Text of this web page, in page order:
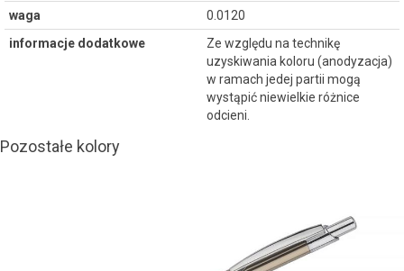
waga
0.0120
informacje dodatkowe
Ze względu na technikę
uzyskiwania koloru (anodyzacja)
w ramach jedej partii mogą
wystąpić niewielkie różnice
odcieni.
Pozostałe kolory